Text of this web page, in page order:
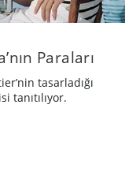
Paraları
tasarladığı
tanıtılıyor.